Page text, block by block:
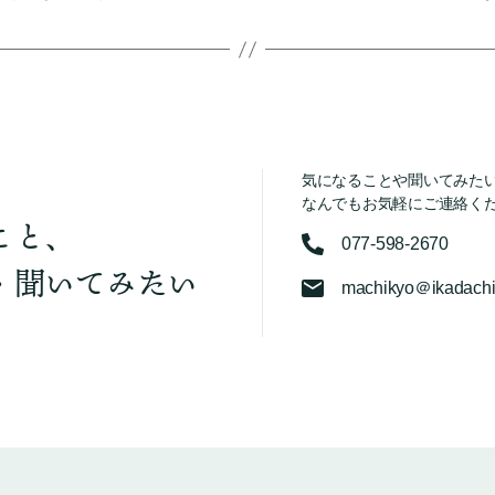
、
聞いてみたい
気になることや聞いてみた
なんでもお気軽にご連絡く
077-598-2670
machikyo＠